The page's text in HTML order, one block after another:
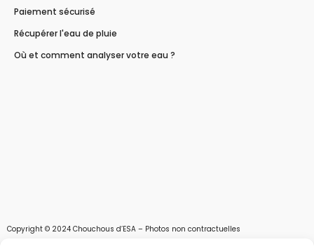
Paiement sécurisé
Récupérer l'eau de pluie
Où et comment analyser votre eau ?
Copyright © 2024 Chouchous d’ESA – Photos non contractuelles